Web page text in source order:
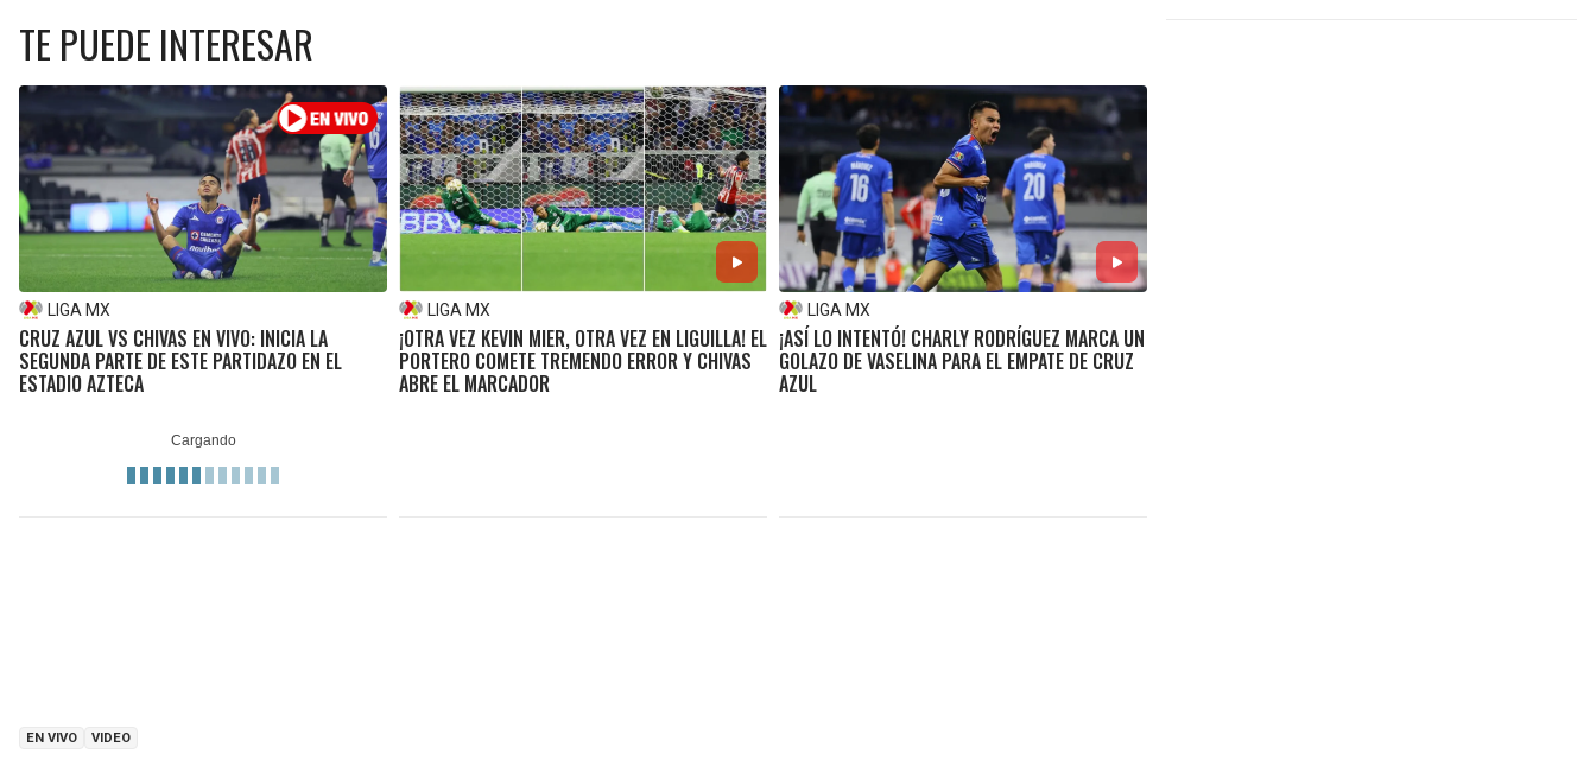
TE PUEDE INTERESAR
LIGA MX
CRUZ AZUL VS CHIVAS EN VIVO: INICIA LA
SEGUNDA PARTE DE ESTE PARTIDAZO EN EL
ESTADIO AZTECA
LIGA MX
¡OTRA VEZ KEVIN MIER, OTRA VEZ EN LIGUILLA! EL
PORTERO COMETE TREMENDO ERROR Y CHIVAS
ABRE EL MARCADOR
LIGA MX
¡ASÍ LO INTENTÓ! CHARLY RODRÍGUEZ MARCA UN
GOLAZO DE VASELINA PARA EL EMPATE DE CRUZ
AZUL
EN VIVO VIDEO